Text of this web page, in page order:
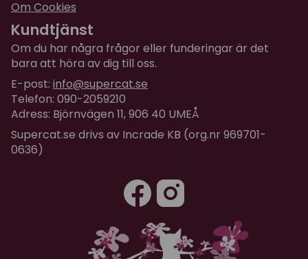
Om Cookies
Kundtjänst
Om du har några frågor eller funderingar är det
bara att höra av dig till oss.
E-post: info@supercat.se
Telefon: 090-2059210
Adress: Björnvägen 11, 906 40 UMEÅ
Supercat.se drivs av Incrade KB (org.nr 969701-
0636)